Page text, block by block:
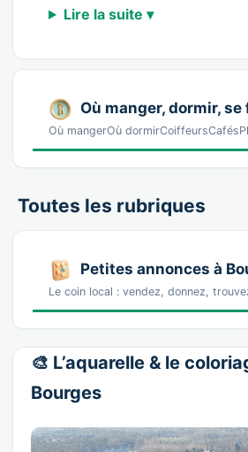
Lire la suite ▾
Où manger, dormir,
Où mangerOù
Toutes les rubriques
Petites annonces à
Le coin local : vendez, donnez,
🎨 L’aquarelle & le
Bourges